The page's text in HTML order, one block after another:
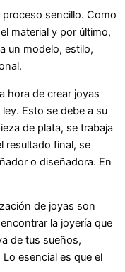
proceso sencillo. Como
material y por último,
un modelo, estilo,
hora de crear joyas
Esto se debe a su
de plata, se trabaja
resultado final, se
o diseñadora. En
de joyas son
la joyería que
de tus sueños,
esencial es que el